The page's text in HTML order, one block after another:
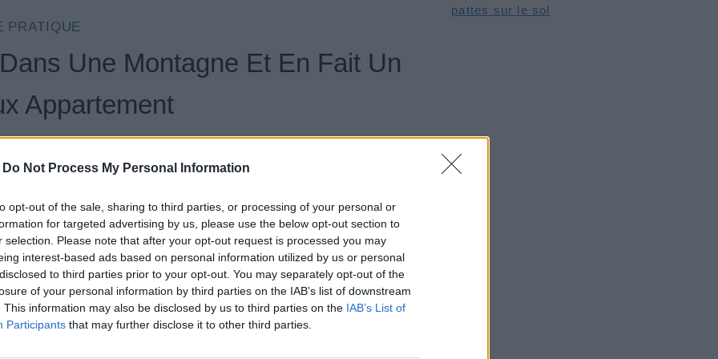
Do Not Process My Personal Information
opt-out of the sale, sharing to third parties, or processing of your personal or
for targeted advertising by us, please use the below opt-out section to
selection. Please note that after your opt-out request is processed you may
interest-based ads based on personal information utilized by us or personal
to third parties prior to your opt-out. You may separately opt-out of the
of your personal information by third parties on the IAB’s list of downstream
This information may also be disclosed by us to third parties on the IAB’s List of
Participants that may further disclose it to other third parties.
PRATIQUE
Une Montagne Et En Fait Un
Appartement
attractions, mais cela ne se compare pas au calme de la
et est retourné dans sa ville natale, où il utilise désormais
une maison dans la montagne.
pattes sur le sol